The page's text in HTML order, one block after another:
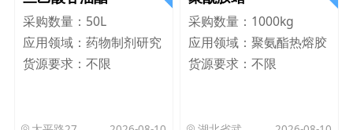
采购数量： 50L
应用领域： 药物制剂研究
货源要求： 不限
采购数量： 1000kg
应用领域：聚氨酯热熔胶
货源要求：不限